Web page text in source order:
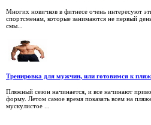
Многих новичков в фитнесе очень интересуют
спортсменам, которые занимаются не первый
смы...
Тренировка для мужчин, или готовимся к
Пляжный сезон начинается, и все начинают
форму. Летом самое время показать всем на
мускулистое ...